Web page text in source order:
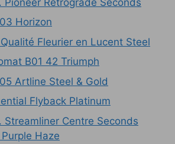
Horizon
Fleurier en Lucent Steel
B01 42 Triumph
Artline Steel & Gold
Flyback Platinum
Streamliner Centre Seconds
Haze